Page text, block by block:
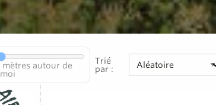
mètres autour de
moi
Trié
par :